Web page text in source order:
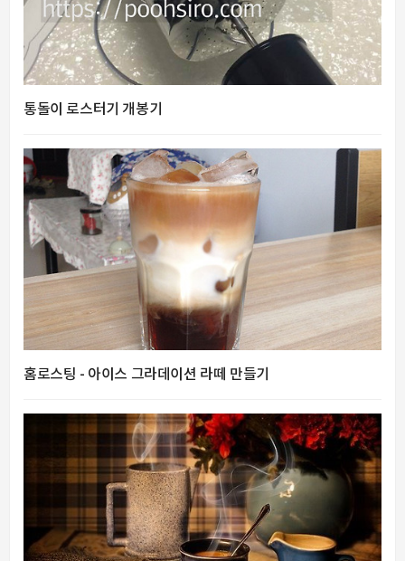
통돌이 로스터기 개봉기
홈로스팅 - 아이스 그라데이션 라떼 만들기